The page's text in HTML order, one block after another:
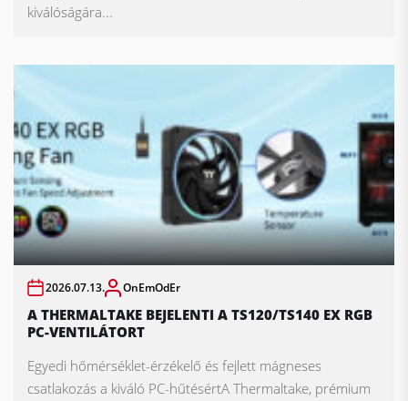
kiválóságára...
2026.07.13. OnEmOdEr
A THERMALTAKE BEJELENTI A TS120/TS140 EX RGB
PC-VENTILÁTORT
Egyedi hőmérséklet-érzékelő és fejlett mágneses
csatlakozás a kiváló PC-hűtésértA Thermaltake, prémium